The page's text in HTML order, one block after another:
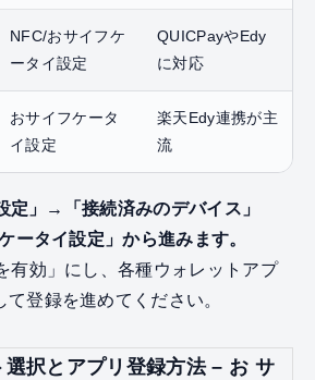
NFC/おサイフケ
ータイ設定
QUICPayやEdy
に対応
おサイフケータ
イ設定
楽天Edy連携が主
流
定」→「接続済みのデバイス」
ータイ設定」から進みます。
有効」にし、各種ウォレットアプ
て登録を進めてください。
選択とアプリ登録方法 – お サ